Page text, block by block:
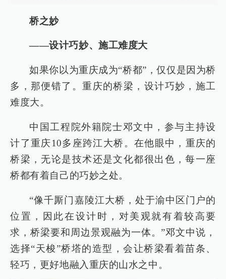
桥之妙
——设计巧妙、施工难度大
如果你以为重庆成为“桥都”，仅仅是因为桥
多，那便错了。重庆的桥梁，设计巧妙，施工
难度大。
中国工程院外籍院士邓文中，参与主持设
计了重庆10多座跨江大桥。在他眼中，重庆的
桥梁，无论是技术还是文化都很出色，每一座
桥都有着自己的巧妙之处。
“像千厮门嘉陵江大桥，处于渝中区门户的
位置，因此在设计时，对美观就有着较高要
求，桥梁要和周边景观融为一体。”邓文中说，
选择“天梭”桥塔的造型，会让桥梁看着苗条、
轻巧，更好地融入重庆的山水之中。